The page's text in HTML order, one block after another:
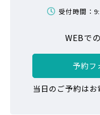
受付時間：
WEBで
予約フ
当日のご予約はお